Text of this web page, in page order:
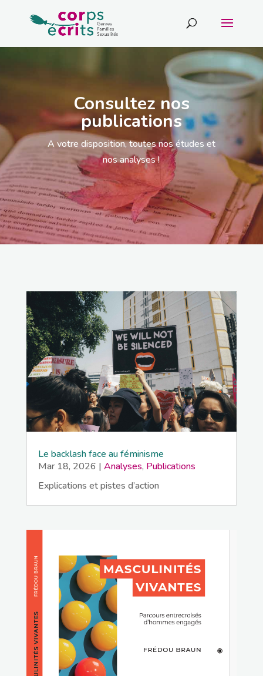
Consultez nos
publications
A votre disposition, toutes nos études et
nos analyses !
Le backlash face au féminisme
Mar 18, 2026 | Analyses, Publications
Explications et pistes d’action